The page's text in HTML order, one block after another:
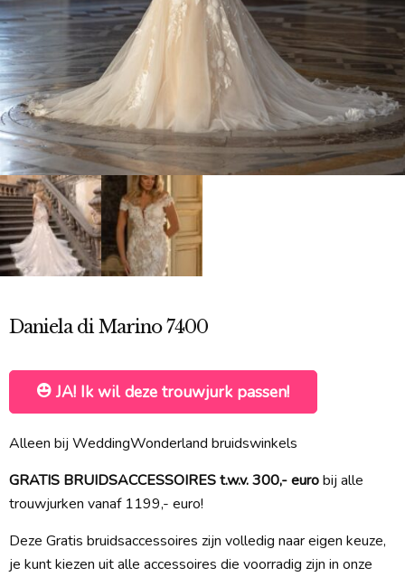
Daniela di Marino 7400
JA! Ik wil deze trouwjurk passen!
Alleen bij WeddingWonderland bruidswinkels
GRATIS BRUIDSACCESSOIRES t.w.v. 300,- eurobij alle
trouwjurken vanaf 1199,- euro!
Deze Gratis bruidsaccessoires zijn volledig naar eigen keuze,
je kunt kiezen uit alle accessoires die voorradig zijn in onze